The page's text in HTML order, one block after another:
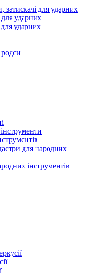
затискачі для ударних
ударних
ударних
для народних
інструментів